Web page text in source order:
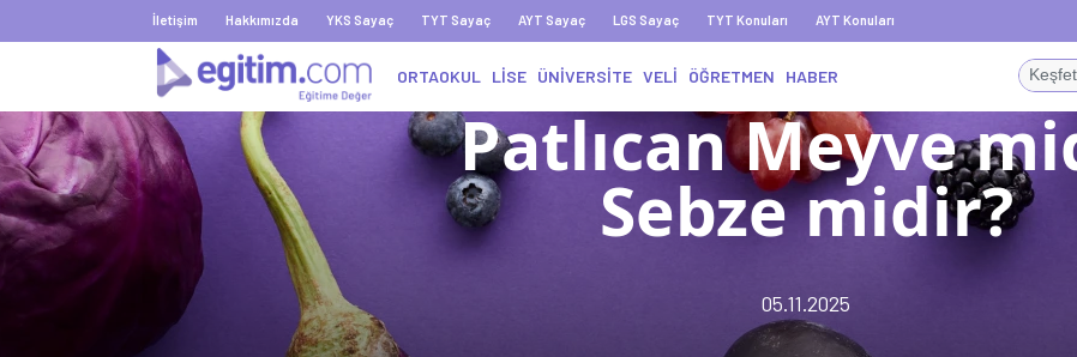
İletişim Hakkımızda YKS Sayaç TYT Sayaç AYT Sayaç LGS Sayaç TYT Konuları AYT Konuları
ORTAOKUL LİSE ÜNİVERSİTE VELİ ÖĞRETMEN HABER
Patlıcan Meyve
Sebze midir?
05.11.2025